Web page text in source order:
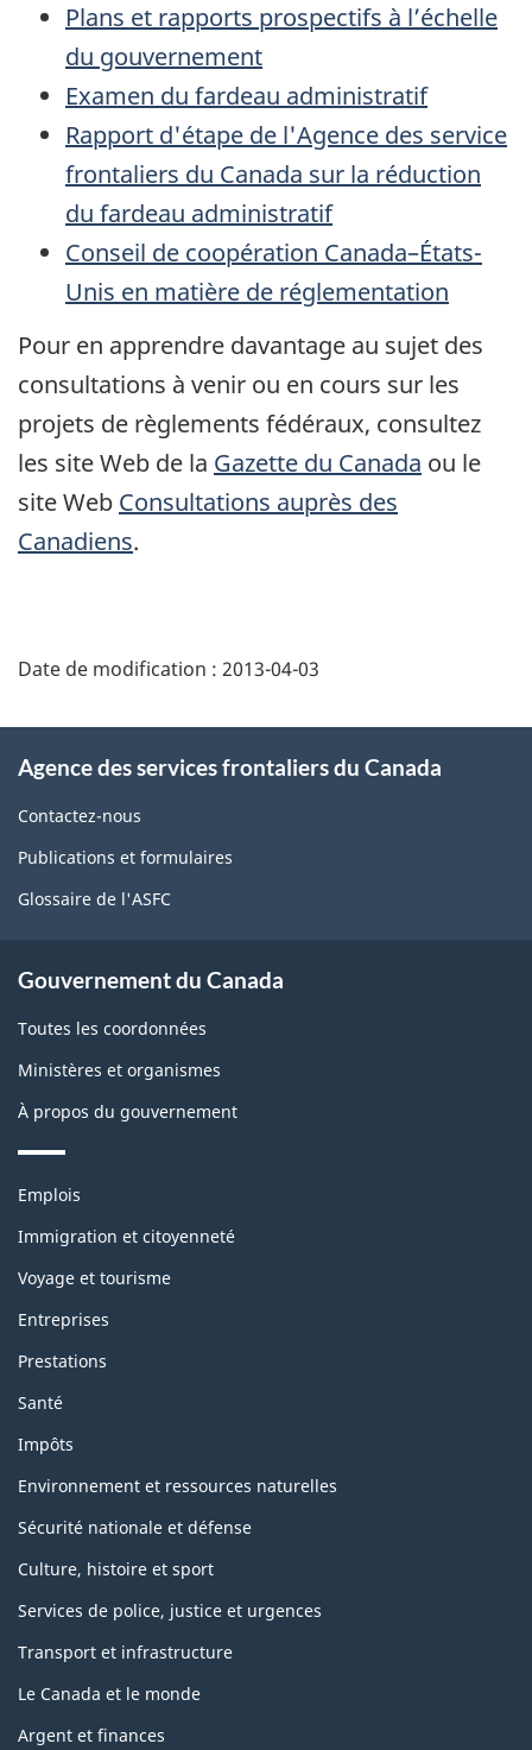
Plans et rapports prospectifs à l’échelle
du gouvernement
Examen du fardeau administratif
Rapport d'étape de l'Agence des service
frontaliers du Canada sur la réduction
du fardeau administratif
Conseil de coopération Canada–États-
Unis en matière de réglementation
Pour en apprendre davantage au sujet des
consultations à venir ou en cours sur les
projets de règlements fédéraux, consultez
les site Web de la Gazette du Canada ou le
site Web Consultations auprès des
Canadiens.
de
page
Date de modification : 2013-04-03
propos
de
ce
Agence des services frontaliers du Canada
Contactez-nous
Publications et formulaires
Glossaire de l'ASFC
Gouvernement du Canada
Toutes les coordonnées
Ministères et organismes
À propos du gouvernement
Thèmes
sujets
Emplois
Immigration et citoyenneté
Voyage et tourisme
Entreprises
Prestations
Santé
Impôts
Environnement et ressources naturelles
Sécurité nationale et défense
Culture, histoire et sport
Services de police, justice et urgences
Transport et infrastructure
Le Canada et le monde
Argent et finances